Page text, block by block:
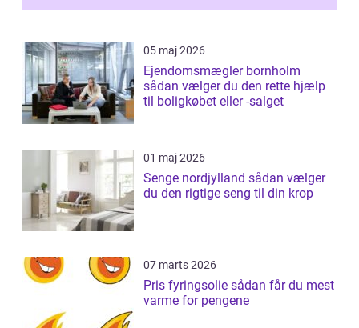
05 maj 2026
Ejendomsmægler bornholm
sådan vælger du den rette hjælp
til boligkøbet eller -salget
01 maj 2026
Senge nordjylland sådan vælger
du den rigtige seng til din krop
07 marts 2026
Pris fyringsolie sådan får du mest
varme for pengene